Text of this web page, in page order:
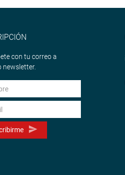
con tu correo a
newsletter.